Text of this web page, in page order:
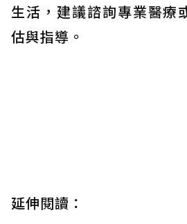
生活，建議諮詢專業醫療
估與指導。
延伸閱讀：